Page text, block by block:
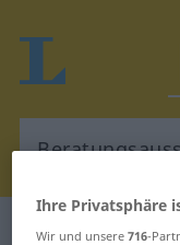
Deutsch-
Ihre Privatsphäre
Wir und unsere716-